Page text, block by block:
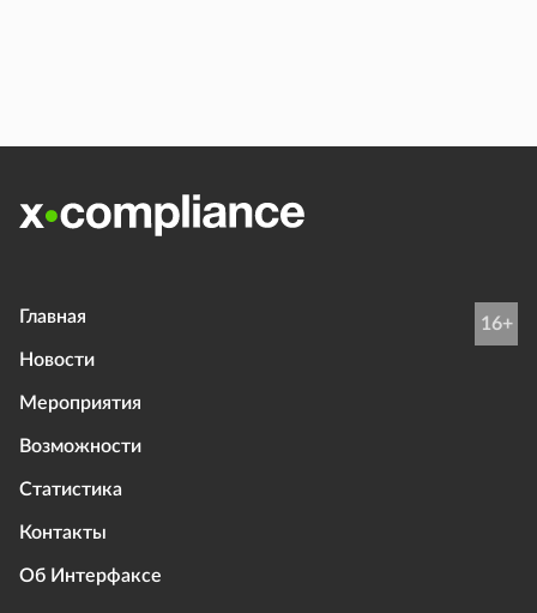
Главная
Новости
Мероприятия
Возможности
Статистика
Контакты
Об Интерфаксе
16+